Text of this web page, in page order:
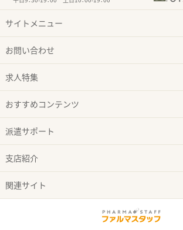
サイトメニュー
お問い合わせ
求人特集
おすすめコンテンツ
派遣サポート
支店紹介
関連サイト